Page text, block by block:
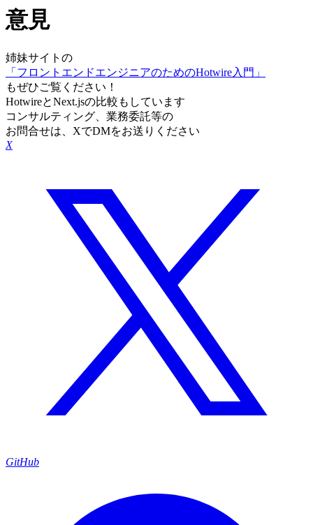
意見
姉妹サイトの
「フロントエンドエンジニアのためのHotwire入門」
もぜひご覧ください！
HotwireとNext.jsの比較もしています
コンサルティング、業務委託等の
お問合せは、XでDMをお送りください
X
GitHub